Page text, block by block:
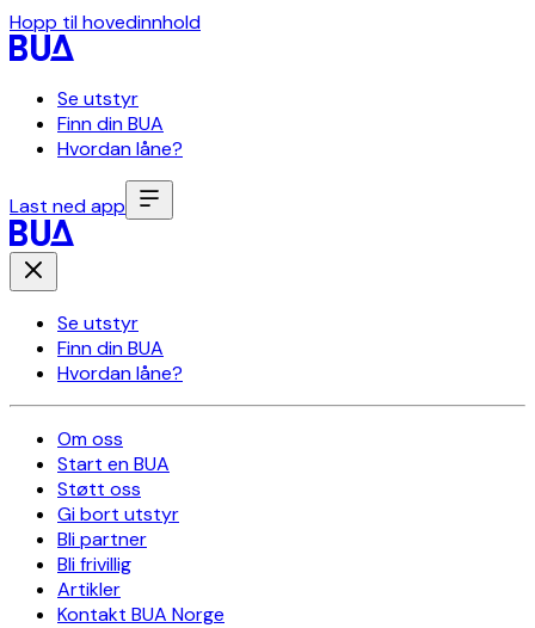
Hopp til hovedinnhold
Se utstyr
Finn din BUA
Hvordan låne?
Last ned app
Se utstyr
Finn din BUA
Hvordan låne?
Om oss
Start en BUA
Støtt oss
Gi bort utstyr
Bli partner
Bli frivillig
Artikler
Kontakt BUA Norge